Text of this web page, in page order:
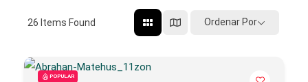
26 Items Found Ordenar Por
POPULAR